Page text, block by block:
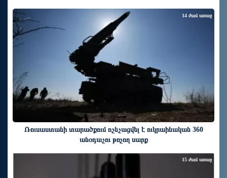
Ռուսաստանի տարածքում ոչնչացվել է ուկրաինական 360
անօդաչու թռչող սարք
14 ժամ առաջ
15 ժամ առաջ